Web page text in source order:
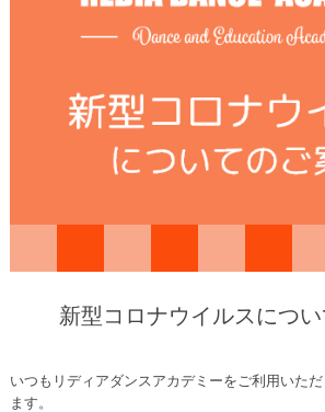
新型コロナウイルスにつ
いつもリディアダンスアカデミーをご利用いた
ます。